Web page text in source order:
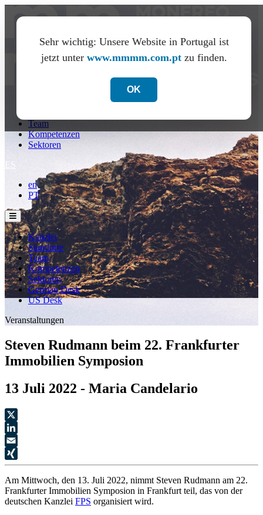
Sehr wichtig: Unsere Website in Portugal ist
jetzt unter www.mmmm.com.ptzu finden.
OK
Team
Kompetenzen
Sektoren
ES
en
PT
Kanzlei
Standorte
Team
Kompetenzen
Sektoren
German Desk
US Desk
Veranstaltungen
Steven Rudmann beim 22. Frankfurter
Immobilien Symposion
13 Juli 2022 - Maria Candelario
X
LinkedIn
Email
XING
Am Mittwoch, den 13. Juli 2022, nimmt Steven Rudmann am 22.
Frankfurter Immobilien Symposion in Frankfurt teil, das von der
deutschen Kanzlei FPS organisiert wird.